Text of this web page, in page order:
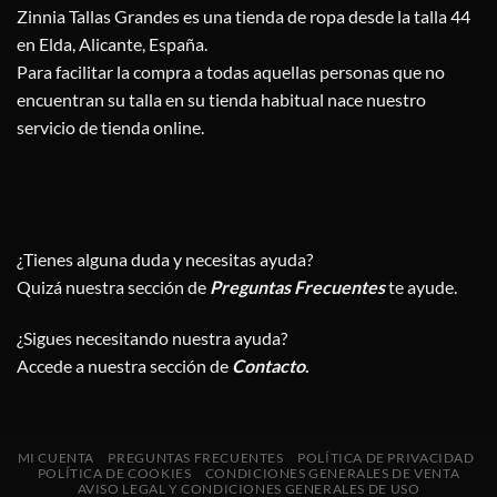
Zinnia Tallas Grandes es una tienda de ropa desde la talla 44
en Elda, Alicante, España.
Para facilitar la compra a todas aquellas personas que no
encuentran su talla en su tienda habitual nace nuestro
servicio de tienda online.
¿Tienes alguna duda y necesitas ayuda?
Quizá nuestra sección de Preguntas Frecuenteste ayude.
¿Sigues necesitando nuestra ayuda?
Accede a nuestra sección de Contacto.
MI CUENTA PREGUNTAS FRECUENTES
POLÍTICA DE PRIVACIDAD
POLÍTICA DE COOKIES
CONDICIONES GENERALES DE VENTA
AVISO LEGAL Y CONDICIONES GENERALES DE USO